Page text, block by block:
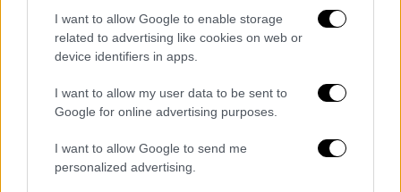
I want to allow Google to enable storage
related to advertising like cookies on web or
device identifiers in apps.
I want to allow my user data to be sent to
Google for online advertising purposes.
I want to allow Google to send me
personalized advertising.
30.04.2025 23:50
Έσπασε ο κάβος πλοίου στην Αλόννησο
την ώρα που επιβιβάζονταν αυτοκίνητα
- Συγκλονιστικό βίντεο
Όπως φαίνεται στο βίντεο που κυκλοφορεί
στα μέσα κοινωνικής δικτύωσης οι άνεμοι
παρέσερναν το πλοίο αριστερά και δεξιά